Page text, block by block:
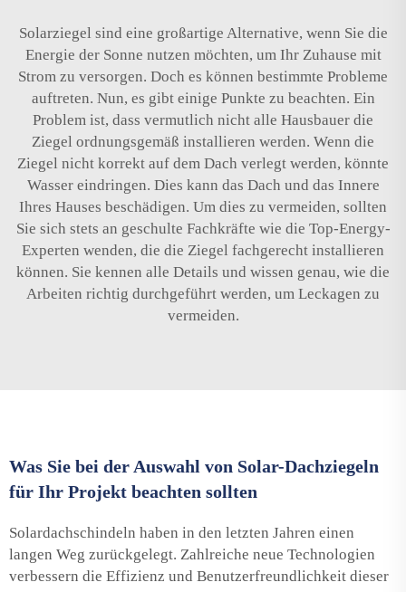
Solarziegel sind eine großartige Alternative, wenn Sie die
Energie der Sonne nutzen möchten, um Ihr Zuhause mit
Strom zu versorgen. Doch es können bestimmte Probleme
auftreten. Nun, es gibt einige Punkte zu beachten. Ein
Problem ist, dass vermutlich nicht alle Hausbauer die
Ziegel ordnungsgemäß installieren werden. Wenn die
Ziegel nicht korrekt auf dem Dach verlegt werden, könnte
Wasser eindringen. Dies kann das Dach und das Innere
Ihres Hauses beschädigen. Um dies zu vermeiden, sollten
Sie sich stets an geschulte Fachkräfte wie die Top-Energy-
Experten wenden, die die Ziegel fachgerecht installieren
können. Sie kennen alle Details und wissen genau, wie die
Arbeiten richtig durchgeführt werden, um Leckagen zu
vermeiden.
Was Sie bei der Auswahl von Solar-Dachziegeln
für Ihr Projekt beachten sollten
Solardachschindeln haben in den letzten Jahren einen
langen Weg zurückgelegt. Zahlreiche neue Technologien
verbessern die Effizienz und Benutzerfreundlichkeit dieser